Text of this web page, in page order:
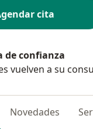
cita
de confianza
vuelven a su
Novedades